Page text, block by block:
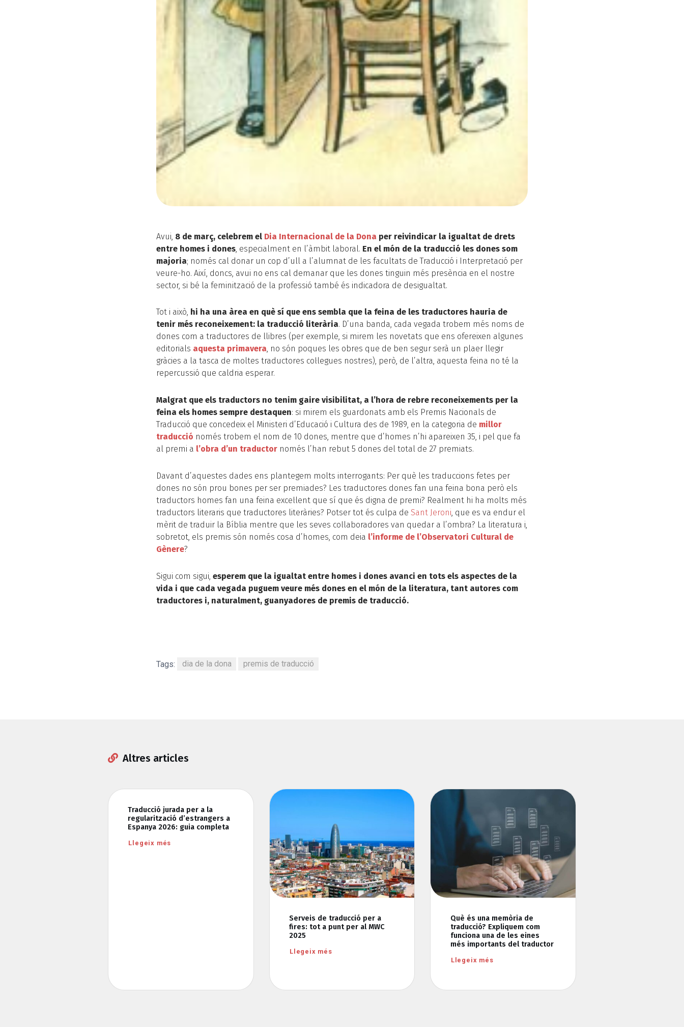
Avui, 8 de març, celebrem el Dia Internacional de la Dona per reivindicar la igualtat de drets
entre homes i dones , especialment en l’àmbit laboral. En el món de la traducció les dones som
majoria; només cal donar un cop d’ull a l’alumnat de les facultats de Traducció i Interpretació per
veure-ho. Així, doncs, avui no ens cal demanar que les dones tinguin més presència en el nostre
sector, si bé la feminització de la professió també és indicadora de desigualtat.
Tot i això, hi ha una àrea en què sí que ens sembla que la feina de les traductores hauria de
tenir més reconeixement: la traducció literària. D’una banda, cada vegada trobem més noms de
dones com a traductores de llibres (per exemple, si mirem les novetats que ens ofereixen algunes
editorials aquesta primavera, no són poques les obres que de ben segur serà un plaer llegir
gràcies a la tasca de moltes traductores col·legues nostres), però, de l’altra, aquesta feina no té la
repercussió que caldria esperar.
Malgrat que els traductors no tenim gaire visibilitat, a l’hora de rebre reconeixements per la
feina els homes sempre destaquen: si mirem els guardonats amb els Premis Nacionals de
Traducció que concedeix el Ministeri d’Educació i Cultura des de 1989, en la categoria de millor
traducció només trobem el nom de 10 dones, mentre que d’homes n’hi apareixen 35, i pel que fa
al premi a l’obra d’un traductor només l’han rebut 5 dones del total de 27 premiats.
Davant d’aquestes dades ens plantegem molts interrogants: Per què les traduccions fetes per
dones no són prou bones per ser premiades? Les traductores dones fan una feina bona però els
traductors homes fan una feina excel·lent que sí que és digna de premi? Realment hi ha molts més
traductors literaris que traductores literàries? Potser tot és culpa de Sant Jeroni, que es va endur el
mèrit de traduir la Bíblia mentre que les seves col·laboradores van quedar a l’ombra? La literatura i,
sobretot, els premis són només cosa d’homes, com deia l’informe de l’Observatori Cultural de
Gènere?
Sigui com sigui, esperem que la igualtat entre homes i dones avanci en tots els aspectes de la
vida i que cada vegada puguem veure més dones en el món de la literatura, tant autores com
traductores i, naturalment, guanyadores de premis de traducció.
Tags: dia de la dona premis de traducció
Altres articles
Traducció jurada per a la
regularització d’estrangers a
Espanya 2026: guia completa
Llegeix més
Serveis de traducció per a
fires: tot a punt per al MWC
2025
Llegeix més
Què és una memòria de
traducció? Expliquem com
funciona una de les eines
més importants del traductor
Llegeix més